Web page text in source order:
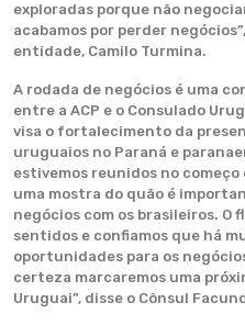
exploradas porque não
acabamos por perder
entidade, Camilo Turmina.
A rodada de negócios é uma
entre a ACP e o Consulado
visa o fortalecimento da
uruguaios no Paraná e
estivemos reunidos no começo
uma mostra do quão é
negócios com os brasileiros. O
sentidos e confiamos que há
oportunidades para os
certeza marcaremos uma
Uruguai”, disse o Cônsul